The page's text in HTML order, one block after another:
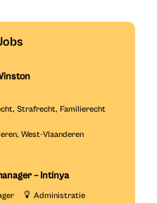
Strafrecht Familierecht
West-Vlaanderen
– Intinya
Administratie